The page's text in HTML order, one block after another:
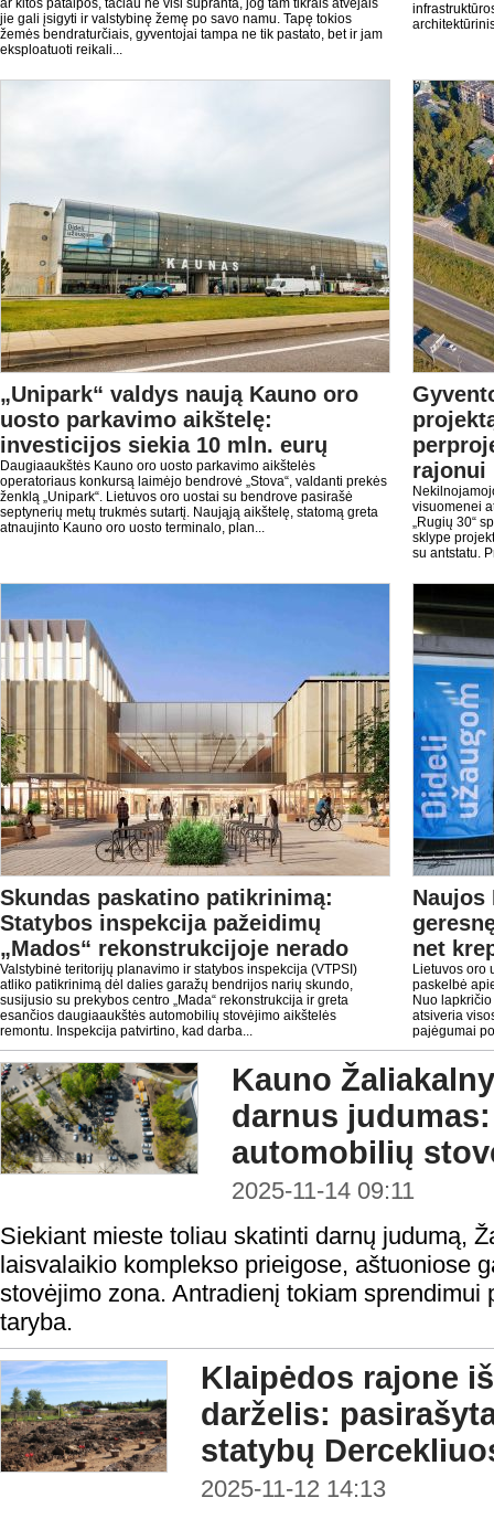
ar kitos patalpos, tačiau ne visi supranta, jog tam tikrais atvejais
jie gali įsigyti ir valstybinę žemę po savo namu. Tapę tokios
žemės bendraturčiais, gyventojai tampa ne tik pastato, bet ir jam
eksploatuoti reikali...
„Unipark“ valdys naują Kauno oro
uosto parkavimo aikštelę:
investicijos siekia 10 mln. eurų
Daugiaaukštės Kauno oro uosto parkavimo aikštelės
operatoriaus konkursą laimėjo bendrovė „Stova“, valdanti prekės
ženklą „Unipark“. Lietuvos oro uostai su bendrove pasirašė
septynerių metų trukmės sutartį. Naująją aikštelę, statomą greta
atnaujinto Kauno oro uosto terminalo, plan...
rajonui
visuomenei
„Rugių 30“
sklype
su antstatu.
Skundas paskatino patikrinimą:
Statybos inspekcija pažeidimų
„Mados“ rekonstrukcijoje nerado
Valstybinė teritorijų planavimo ir statybos inspekcija (VTPSI)
atliko patikrinimą dėl dalies garažų bendrijos narių skundo,
susijusio su prekybos centro „Mada“ rekonstrukcija ir greta
esančios daugiaaukštės automobilių stovėjimo aikštelės
remontu. Inspekcija patvirtino, kad darba...
Naujos
net
Lietuvos oro
paskelbė
Nuo
atsiveria
pajėgumai
Kauno
darnus
automobilių
2025-11-14 09:11
Siekiant mieste toliau skatinti darnų judumą,
laisvalaikio komplekso prieigose, aštuoniose
stovėjimo zona. Antradienį tokiam sprendimui
taryba.
Klaipėdos rajone
darželis:
statybų
2025-11-12 14:13